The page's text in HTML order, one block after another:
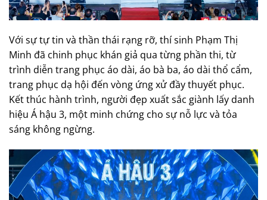
Với sự tự tin và thần thái rạng rỡ, thí sinh Phạm Thị
Minh đã chinh phục khán giả qua từng phần thi, từ
trình diễn trang phục áo dài, áo bà ba, áo dài thổ cẩm,
trang phục dạ hội đến vòng ứng xử đầy thuyết phục.
Kết thúc hành trình, người đẹp xuất sắc giành lấy danh
hiệu Á hậu 3, một minh chứng cho sự nỗ lực và tỏa
sáng không ngừng.